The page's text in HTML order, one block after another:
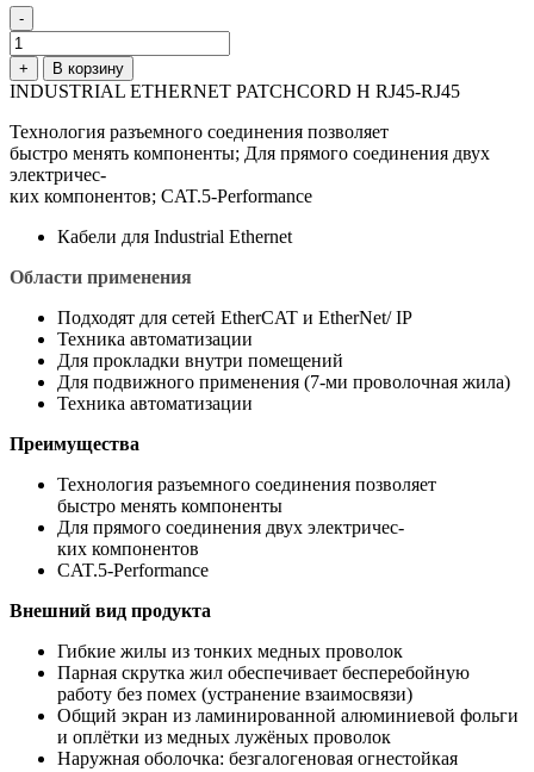
-
+ В корзину
INDUSTRIAL ETHERNET PATCHCORD H RJ45-RJ45
Технология разъемного соединения позволяет
быстро менять компоненты; Для прямого соединения двух
электричес-
ких компонентов; CAT.5-Performance
Кабели для Industrial Ethernet
Области применения
Подходят для сетей EtherCAT и EtherNet/ IP
Техника автоматизации
Для прокладки внутри помещений
Для подвижного применения (7-ми проволочная жила)
Техника автоматизации
Преимущества
Технология разъемного соединения позволяет
быстро менять компоненты
Для прямого соединения двух электричес-
ких компонентов
CAT.5-Performance
Внешний вид продукта
Гибкие жилы из тонких медных проволок
Парная скрутка жил обеспечивает бесперебойную
работу без помех (устранение взаимосвязи)
Общий экран из ламинированной алюминиевой фольги
и оплётки из медных лужёных проволок
Наружная оболочка: безгалогеновая огнестойкая